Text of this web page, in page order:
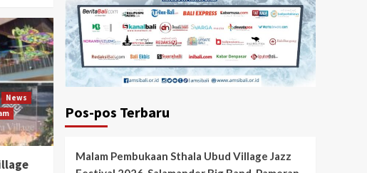
News
Pos-pos Terbaru
Malam Pembukaan Sthala Ubud Village Jazz